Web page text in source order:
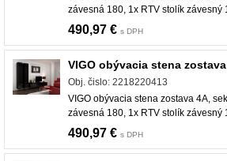
závesná 180, 1x RTV stolík závesný
490,97 € s DPH
VIGO obývacia stena
Obj. čislo: 2218220413
VIGO obývacia stena zostava 4A,
závesná 180, 1x RTV stolík závesný
490,97 € s DPH